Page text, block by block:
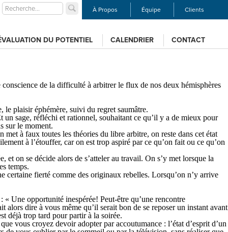
À Propos Équipe Clients
DU POTENTIEL CALENDRIER CONTACT
de la difficulté à arbitrer le flux de nos deux hémisphères
le plaisir éphémère, suivi du regret saumâtre.
sage, réfléchi et rationnel, souhaitant ce qu’il y a de mieux pour
sur le moment.
à faux toutes les théories du libre arbitre, on reste dans cet état
à l’étouffer, car on est trop aspiré par ce qu’on fait ou ce qu’on
et on se décide alors de s’atteler au travail. On s’y met lorsque la
temps.
certaine fierté comme des originaux rebelles. Lorsqu’on n’y arrive
Une opportunité inespérée! Peut-être qu’une rencontre
dire à vous même qu’il serait bon de se reposer un instant avant
déjà trop tard pour partir à la soirée.
vous croyez devoir adopter par accoutumance : l’état d’esprit d’un